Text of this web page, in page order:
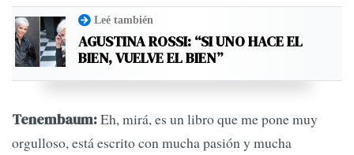
Leé también
AGUSTINA ROSSI: “SI UNO HACE EL
BIEN, VUELVE EL BIEN”
Tenembaum:Eh, mirá, es un libro que me pone muy
orgulloso, está escrito con mucha pasión y mucha